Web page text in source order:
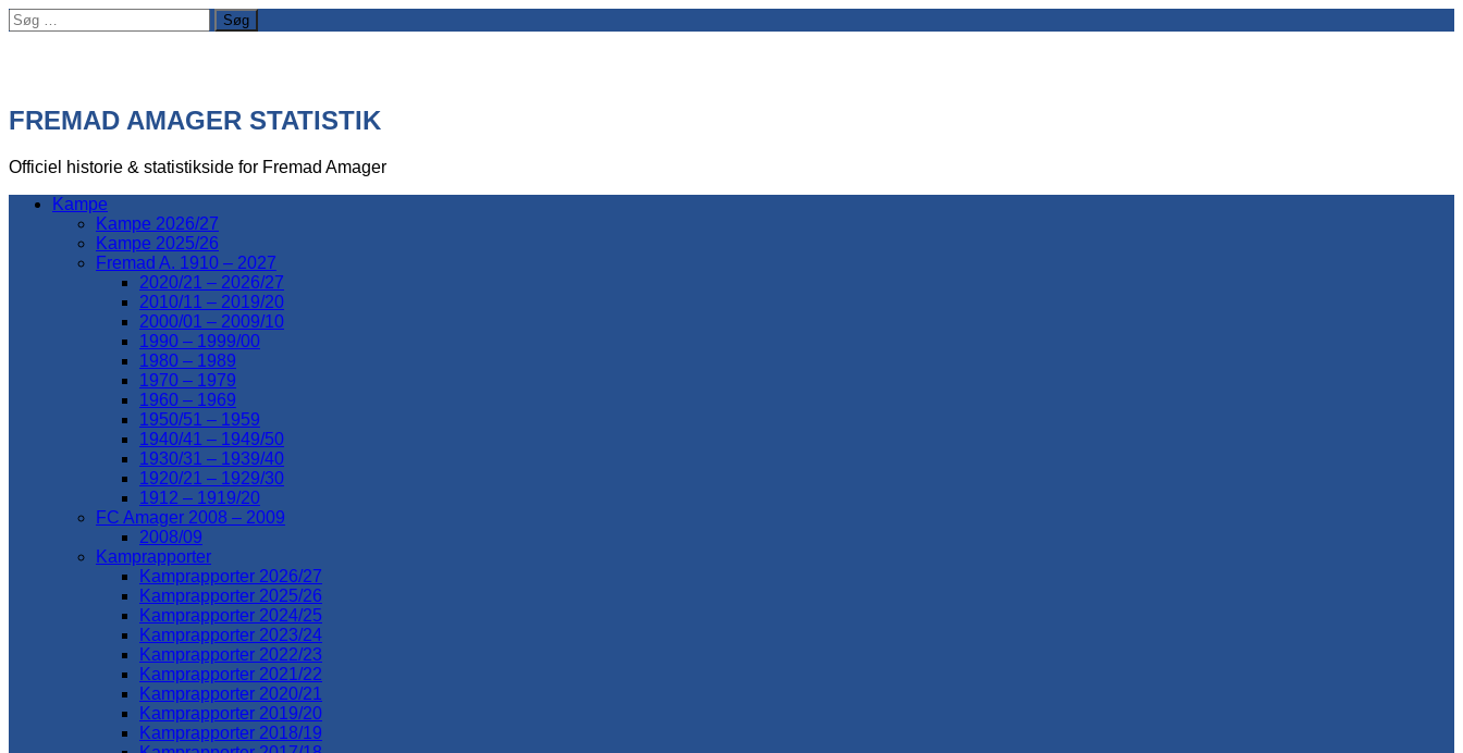
Søg
efter:
FREMAD AMAGER STATISTIK
Officiel historie & statistikside for Fremad Amager
Kampe
Kampe 2026/27
Kampe 2025/26
Fremad A. 1910 – 2027
2020/21 – 2026/27
2010/11 – 2019/20
2000/01 – 2009/10
1990 – 1999/00
1980 – 1989
1970 – 1979
1960 – 1969
1950/51 – 1959
1940/41 – 1949/50
1930/31 – 1939/40
1920/21 – 1929/30
1912 – 1919/20
FC Amager 2008 – 2009
2008/09
Kamprapporter
Kamprapporter 2026/27
Kamprapporter 2025/26
Kamprapporter 2024/25
Kamprapporter 2023/24
Kamprapporter 2022/23
Kamprapporter 2021/22
Kamprapporter 2020/21
Kamprapporter 2019/20
Kamprapporter 2018/19